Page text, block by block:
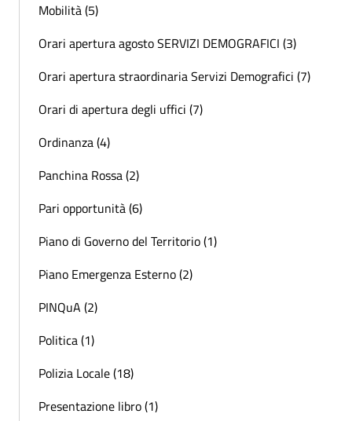
Mobilità (5)
Orari apertura agosto SERVIZI DEMOGRAFICI (3)
Orari apertura straordinaria Servizi Demografici (7)
Orari di apertura degli uffici (7)
Ordinanza (4)
Panchina Rossa (2)
Pari opportunità (6)
Piano di Governo del Territorio (1)
Piano Emergenza Esterno (2)
PINQuA (2)
Politica (1)
Polizia Locale (18)
Presentazione libro (1)